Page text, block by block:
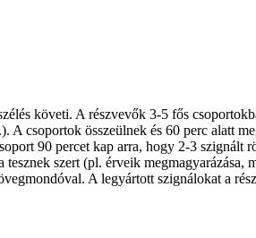
követi. A részvevők 3-5 fős
csoportok összeülnek és 60 perc alatt
90 percet kap arra, hogy 2-3 szignált
szert (pl. érveik megmagyarázása,
A legyártott szignálokat a